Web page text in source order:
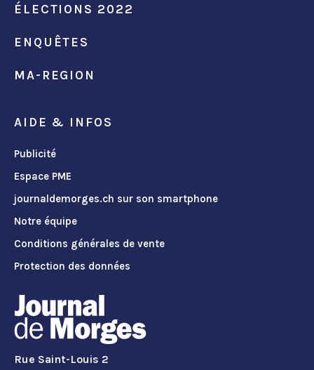
ÉLECTIONS 2022
ENQUÊTES
MA-REGION
AIDE & INFOS
Publicité
Espace PME
journaldemorges.ch sur son smartphone
Notre équipe
Conditions générales de vente
Protection des données
Rue Saint-Louis 2